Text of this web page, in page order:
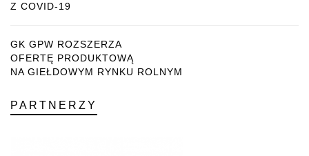
Z COVID-19
GK GPW ROZSZERZA
OFERTĘ PRODUKTOWĄ
NA GIEŁDOWYM RYNKU ROLNYM
PARTNERZY